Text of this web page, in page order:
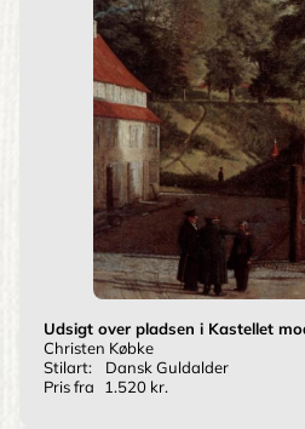
Udsigt over pladsen i Kastellet
Christen Købke
Stilart:
Dansk Guldalder
Pris fra
1.520 kr.